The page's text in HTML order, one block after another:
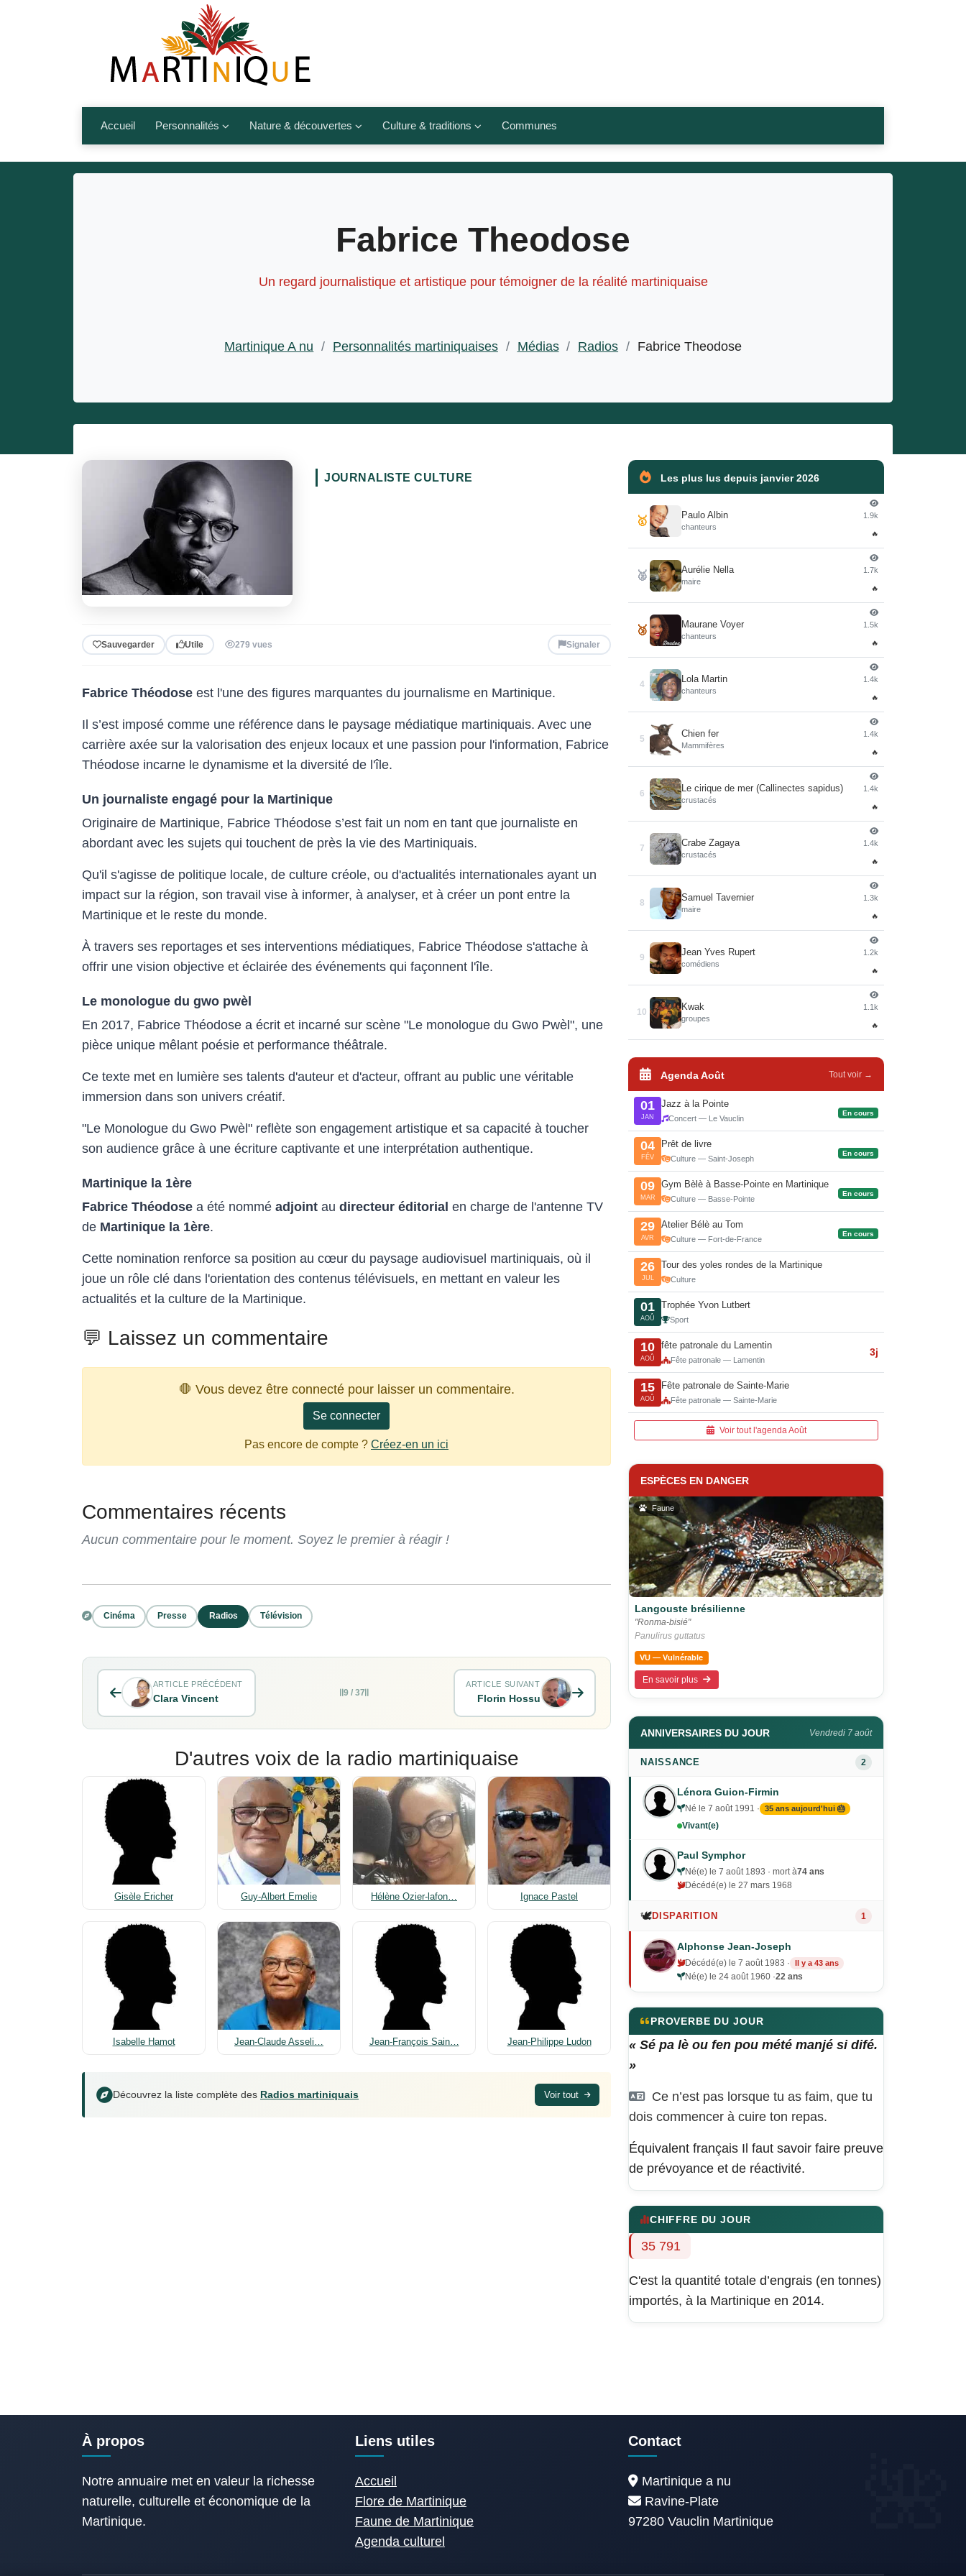
Accueil Personnalités
Artistes
Nature & découvertes
Fleurs, fruits, légumes
Culture & traditions
Culte et religions
populaires
Communes
Fabrice Theodose
Un regard journalistique et artistique pour témoigner de la réalité martiniquaise
Martinique A nu / Personnalités martiniquaises / Médias / Radios / Fabrice Theodose
JOURNALISTE CULTURE
Sauvegarder Utile 279 vues Signaler
Fabrice Théodose est l'une des figures marquantes du journalisme en Martinique.
Il s’est imposé comme une référence dans le paysage médiatique martiniquais. Avec une
carrière axée sur la valorisation des enjeux locaux et une passion pour l'information, Fabrice
Théodose incarne le dynamisme et la diversité de l'île.
Un journaliste engagé pour la Martinique
Originaire de Martinique, Fabrice Théodose s’est fait un nom en tant que journaliste en
abordant avec les sujets qui touchent de près la vie des Martiniquais.
Qu'il s'agisse de politique locale, de culture créole, ou d'actualités internationales ayant un
impact sur la région, son travail vise à informer, à analyser, et à créer un pont entre la
Martinique et le reste du monde.
À travers ses reportages et ses interventions médiatiques, Fabrice Théodose s'attache à
offrir une vision objective et éclairée des événements qui façonnent l'île.
Le monologue du gwo pwèl
En 2017, Fabrice Théodose a écrit et incarné sur scène "Le monologue du Gwo Pwèl", une
pièce unique mêlant poésie et performance théâtrale.
Ce texte met en lumière ses talents d'auteur et d'acteur, offrant au public une véritable
immersion dans son univers créatif.
"Le Monologue du Gwo Pwèl" reflète son engagement artistique et sa capacité à toucher
son audience grâce à une écriture captivante et une interprétation authentique.
Martinique la 1ère
Fabrice Théodose a été nommé adjoint au directeur éditorial en charge de l'antenne TV
de Martinique la 1ère.
Cette nomination renforce sa position au cœur du paysage audiovisuel martiniquais, où il
joue un rôle clé dans l'orientation des contenus télévisuels, en mettant en valeur les
actualités et la culture de la Martinique.
💬 Laissez un commentaire
🛑 Vous devez être connecté pour laisser un commentaire.
Se connecter
Pas encore de compte ? Créez-en un ici
Commentaires récents
Aucun commentaire pour le moment. Soyez le premier à réagir !
Cinéma Presse Radios Télévision
ARTICLE PRÉCÉDENT
Clara Vincent
9 / 37
ARTICLE SUIVANT
Florin Hossu
D'autres voix de la radio martiniquaise
Gisèle Ericher Guy-Albert Emelie Hélène Ozier-lafon… Ignace Pastel
Isabelle Hamot Jean-Claude Asseli… Jean-François Sain… Jean-Philippe Ludon
Découvrez la liste complète des Radios martiniquais Voir tout
Les plus lus depuis janvier 2026
🥇 Paulo Albin
chanteurs
1.9k
🔥
🥈 Aurélie Nella
maire
1.7k
🔥
🥉 Maurane Voyer
chanteurs
1.5k
🔥
4
Lola Martin
chanteurs
1.4k
🔥
5
Chien fer
Mammifères
1.4k
🔥
6
Le cirique de mer (Callinectes sapidus)
crustacés
1.4k
🔥
7
Crabe Zagaya
crustacés
1.4k
🔥
8
Samuel Tavernier
maire
1.3k
🔥
9
Jean Yves Rupert
comédiens
1.2k
🔥
10
Kwak
groupes
1.1k
🔥
Agenda Août Tout voir →
01
JAN
Jazz à la Pointe
Concert — Le Vauclin
En cours
04
FÉV
Prêt de livre
Culture — Saint-Joseph
En cours
09
MAR
Gym Bèlè à Basse-Pointe en Martinique
Culture — Basse-Pointe
En cours
29
AVR
Atelier Bélè au Tom
Culture — Fort-de-France
En cours
26
JUL
Tour des yoles rondes de la Martinique
Culture
01
AOÛ
Trophée Yvon Lutbert
Sport
10
AOÛ
fête patronale du Lamentin
Fête patronale — Lamentin
3j
15
AOÛ
Fête patronale de Sainte-Marie
Fête patronale — Sainte-Marie
Voir tout l'agenda Août
ESPÈCES EN DANGER
Faune
Langouste brésilienne
"Ronma-bisié"
Panulirus guttatus
VU — Vulnérable
En savoir plus
ANNIVERSAIRES DU JOUR Vendredi 7 août
NAISSANCE 2
Lénora Guion-Firmin
Né le 7 août 1991 · 35 ans aujourd'hui 🎂
Vivant(e)
Paul Symphor
Né(e) le 7 août 1893 · mort à74 ans
Décédé(e) le 27 mars 1968
🕊️DISPARITION 1
Alphonse Jean-Joseph
Décédé(e) le 7 août 1983 · Il y a 43 ans
Né(e) le 24 août 1960 ·22 ans
PROVERBE DU JOUR
« Sé pa lè ou fen pou mété manjé si difé.
»
Ce n’est pas lorsque tu as faim, que tu
dois commencer à cuire ton repas.
Équivalent français Il faut savoir faire preuve
de prévoyance et de réactivité.
CHIFFRE DU JOUR
35 791
C'est la quantité totale d’engrais (en tonnes)
importés, à la Martinique en 2014.
À propos
Notre annuaire met en valeur la richesse
naturelle, culturelle et économique de la
Martinique.
Liens utiles
Accueil
Flore de Martinique
Faune de Martinique
Agenda culturel
Contact
Martinique a nu
Ravine-Plate
97280 Vauclin Martinique